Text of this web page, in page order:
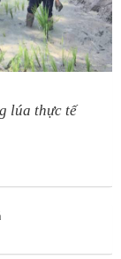
lúa thực tế